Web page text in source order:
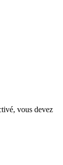
vous devez